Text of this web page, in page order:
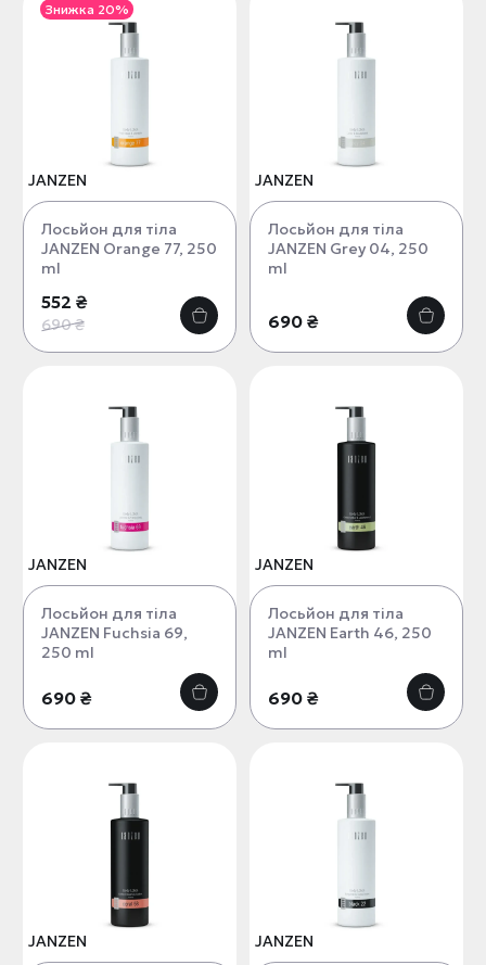
Знижка 20%
JANZEN
Лосьйон для тіла
JANZEN Orange 77, 250
ml
552 ₴
690 ₴
JANZEN
Лосьйон для тіла
JANZEN Grey 04, 250
ml
690 ₴
JANZEN
Лосьйон для тіла
JANZEN Fuchsia 69,
250 ml
690 ₴
JANZEN
Лосьйон для тіла
JANZEN Earth 46, 250
ml
690 ₴
JANZEN JANZEN